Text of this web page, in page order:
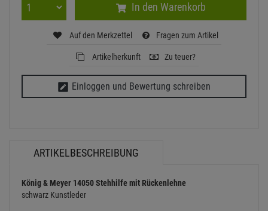
In den Warenkorb
Auf den Merkzettel Fragen zum Artikel
Artikelherkunft Zu teuer?
Einloggen und Bewertung schreiben
ARTIKELBESCHREIBUNG
König & Meyer 14050 Stehhilfe mit Rückenlehne
schwarz Kunstleder